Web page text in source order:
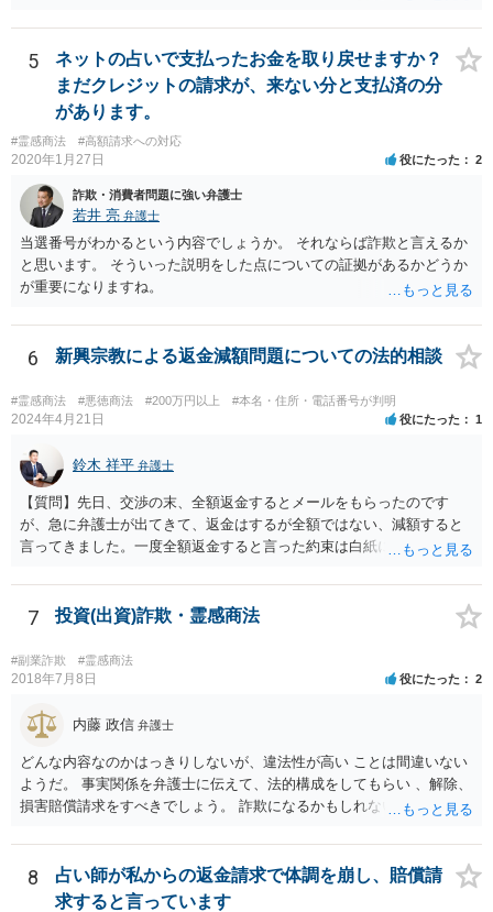
5
ネットの占いで支払ったお金を取り戻せますか？
まだクレジットの請求が、来ない分と支払済の分
があります。
#霊感商法 #高額請求への対応
2020年1月27日 役にたった 2
詐欺・消費者問題に強い弁護士
若井 亮 弁護士
当選番号がわかるという内容でしょうか。 それならば詐欺と言えるか
と思います。 そういった説明をした点についての証拠があるかどうか
が重要になりますね。
6 新興宗教による返金減額問題についての法的相談
#霊感商法 #悪徳商法 #200万円以上 #本名・住所・電話番号が判明
2024年4月21日 役にたった 1
鈴木 祥平 弁護士
【質問】先日、交渉の末、全額返金するとメールをもらったのです
が、急に弁護士が出てきて、返金はするが全額ではない、減額すると
言ってきました。一度全額返金すると言った約束は白紙に戻ってしま
答】弁護士が出てくることによって、当初言っていたことが覆るとい
うことは、よくあることであると思います。最終的な合意が締結され
は自由にすることができます。 法的に返金を求める請求が可能である
のかについては、お金を出した経緯などをもう少し詳細に弁護士にヒ
と思います。
7 投資(出資)詐欺・霊感商法
#副業詐欺 #霊感商法
2018年7月8日 役にたった 2
内藤 政信 弁護士
どんな内容なのかはっきりしないが、違法性が高い ことは間違いない
ようだ。 事実関係を弁護士に伝えて、法的構成をしてもらい 、解除、
損害賠償請求をすべきでしょう。 詐欺になるかもしれないですしね。
す。 費用は後回しでいいでしょう。 勝てる事案かどうかの見極めが先
ですから。
8
占い師が私からの返金請求で体調を崩し、賠償請
求すると言っています